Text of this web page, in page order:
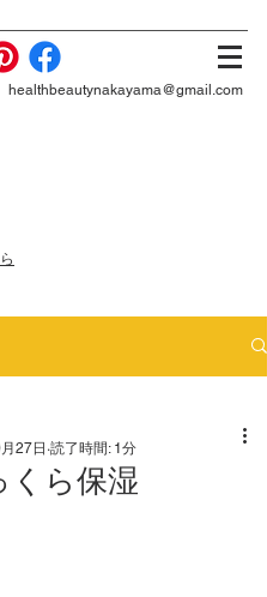
healthbeautynakayama@gmail.com
くら保湿
27日 読了時間: 1分